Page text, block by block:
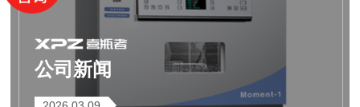
公司新闻